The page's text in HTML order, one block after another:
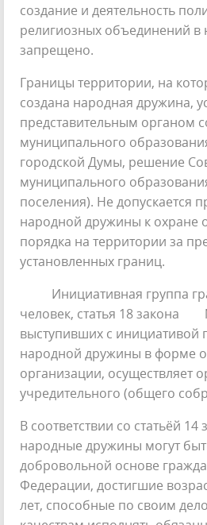
создание и деятельность
религиозных объединений
запрещено.
Границы территории, на
создана народная дружина,
представительным органом
муниципального
городской Думы, решение
муниципального
поселения). Не допускается
народной дружины к охране
порядка на территории за
установленных границ.
Инициативная группа
человек, статья 18 закона
выступивших с инициативой
народной дружины в форме
организации, осуществляет
учредительного (общего
В соответствии со статьёй
народные дружины могут
добровольной основе
Федерации, достигшие
лет, способные по своим